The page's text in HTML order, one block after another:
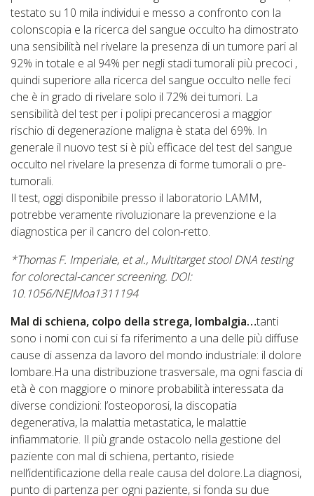
testato su 10 mila individui e messo a confronto con la
colonscopia e la ricerca del sangue occulto ha dimostrato
una sensibilità nel rivelare la presenza di un tumore pari al
92% in totale e al 94% per negli stadi tumorali più precoci ,
quindi superiore alla ricerca del sangue occulto nelle feci
che è in grado di rivelare solo il 72% dei tumori. La
sensibilità del test per i polipi precancerosi a maggior
rischio di degenerazione maligna è stata del 69%. In
generale il nuovo test si è più efficace del test del sangue
occulto nel rivelare la presenza di forme tumorali o pre-
tumorali.
Il test, oggi disponibile presso il laboratorio LAMM,
potrebbe veramente rivoluzionare la prevenzione e la
diagnostica per il cancro del colon-retto.
*Thomas F. Imperiale, et al., Multitarget stool DNA testing
for colorectal-cancer screening. DOI:
10.1056/NEJMoa1311194
Mal di schiena, colpo della strega, lombalgia…tanti
sono i nomi con cui si fa riferimento a una delle più diffuse
cause di assenza da lavoro del mondo industriale: il dolore
lombare.Ha una distribuzione trasversale, ma ogni fascia di
età è con maggiore o minore probabilità interessata da
diverse condizioni: l’osteoporosi, la discopatia
degenerativa, la malattia metastatica, le malattie
infiammatorie. Il più grande ostacolo nella gestione del
paziente con mal di schiena, pertanto, risiede
nell’identificazione della reale causa del dolore.La diagnosi,
punto di partenza per ogni paziente, si fonda su due